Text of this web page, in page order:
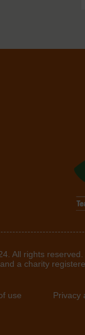
All rights
a charity
use Privacy